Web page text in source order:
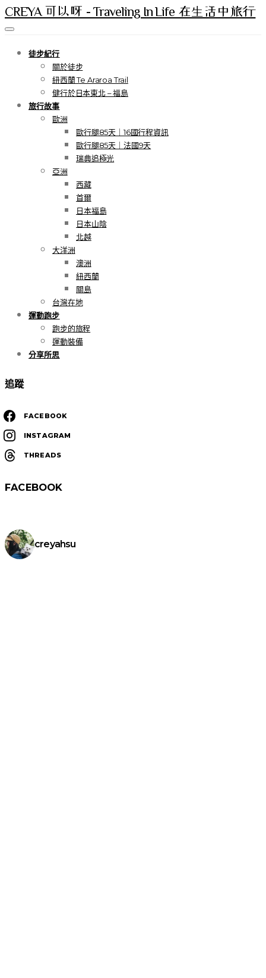
CREYA 可以呀 - Traveling In Life 在生活中旅行
徒步紀行
關於徒步
紐西蘭 Te Araroa Trail
健行於日本東北 – 福島
旅行故事
歐洲
歐行腿85天｜16國行程資訊
歐行腿85天｜法國9天
瑞典追極光
亞洲
西藏
首爾
日本福島
日本山陰
北越
大洋洲
澳洲
紐西蘭
關島
台灣在地
運動跑步
跑步的旅程
運動裝備
分享所思
追蹤
FACEBOOK
INSTAGRAM
THREADS
FACEBOOK
creyahsu